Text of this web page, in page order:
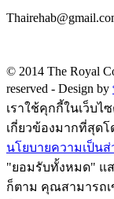
© 2014 The Royal
reserved - Design by
เราใช้คุกกี้ในเว็บ
เกี่ยวข้องมากที่สุด
นโยบายความเป็นส่
"ยอมรับทั้งหมด" แ
ก็ตาม คุณสามารถ